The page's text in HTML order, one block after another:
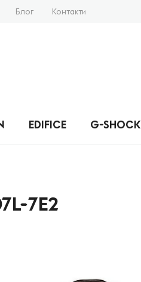
Блог Контакти
EDIFICE G-SHOCK
7E2